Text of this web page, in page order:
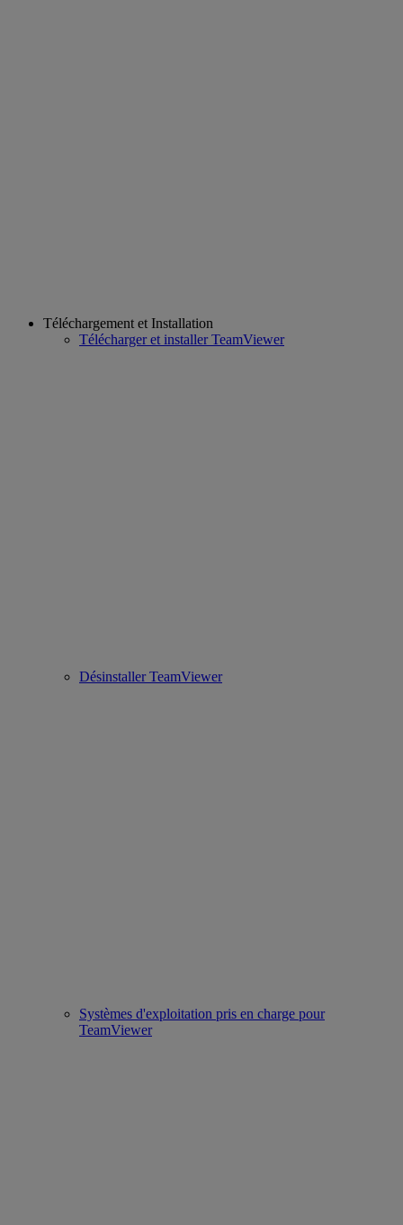
Téléchargement et Installation
Télécharger et installer TeamViewer
Désinstaller TeamViewer
Systèmes d'exploitation pris en charge pour
TeamViewer